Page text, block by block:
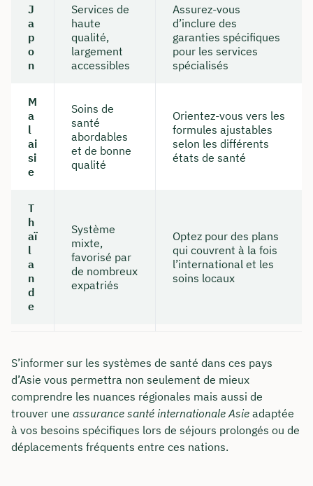
J
a
p
o
n
Services de
haute
qualité,
largement
accessibles
Assurez-vous
d’inclure des
garanties spécifiques
pour les services
spécialisés
M
a
l
ai
si
e
Soins de
santé
abordables
et de bonne
qualité
Orientez-vous vers les
formules ajustables
selon les différents
états de santé
T
h
aï
l
a
n
d
e
Système
mixte,
favorisé par
de nombreux
expatriés
Optez pour des plans
qui couvrent à la fois
l’international et les
soins locaux
S’informer sur les systèmes de santé dans ces pays
d’Asie vous permettra non seulement de mieux
comprendre les nuances régionales mais aussi de
trouver une assurance santé internationale Asie adaptée
à vos besoins spécifiques lors de séjours prolongés ou de
déplacements fréquents entre ces nations.